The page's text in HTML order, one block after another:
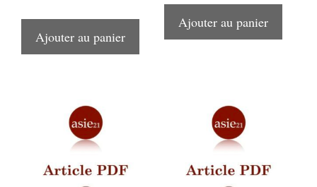
Ajouter au panier
Ajouter au panier